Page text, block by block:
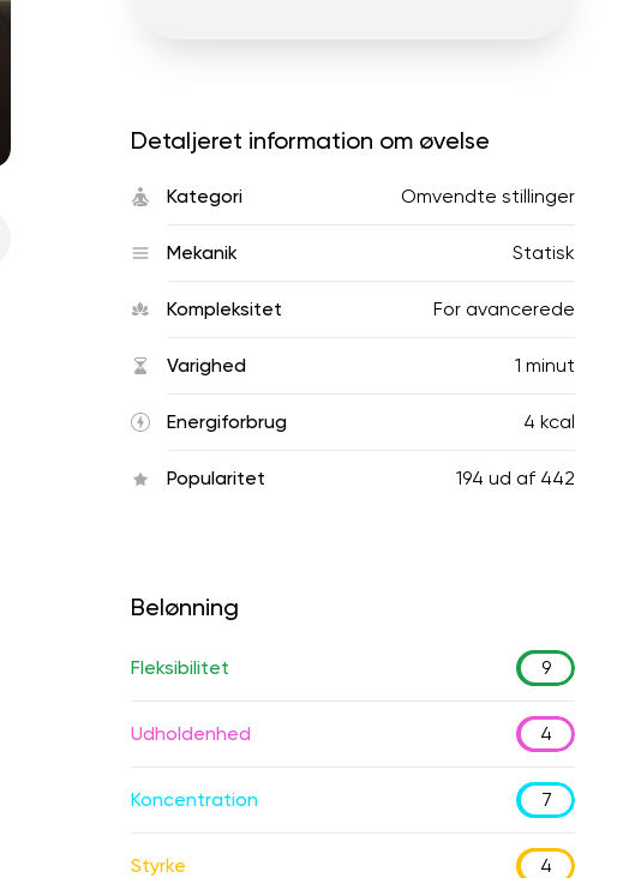
Detaljeret information om øvelse
Kategori Omvendte stillinger
Mekanik Statisk
Kompleksitet For avancerede
Varighed 1 minut
Energiforbrug 4 kcal
Popularitet 194 ud af 442
Belønning
Fleksibilitet 9
Udholdenhed 4
Koncentration 7
Styrke 4